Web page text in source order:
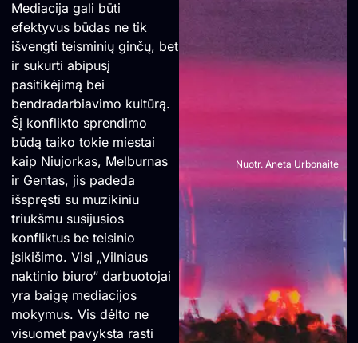
Mediacija gali būti
efektyvus būdas ne tik
išvengti teisminių ginčų, bet
ir sukurti abipusį
pasitikėjimą bei
bendradarbiavimo kultūrą.
Šį konflikto sprendimo
būdą taiko tokie miestai
kaip Niujorkas, Melburnas
ir Gentas, jis padeda
išspręsti su muzikiniu
triukšmu susijusios
konfliktus be teisinio
įsikišimo. Visi „Vilniaus
naktinio biuro“ darbuotojai
yra baigę mediacijos
mokymus. Vis dėlto ne
visuomet pavyksta rasti
Nuotr. Aneta Urbonaitė